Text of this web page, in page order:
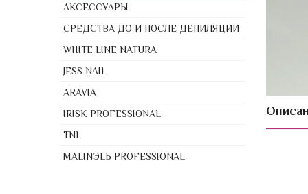
АКСЕССУАРЫ
СРЕДСТВА ДО И ПОСЛЕ ДЕПИЛЯЦИИ
WHITE LINE NATURA
JESS NAIL
ARAVIA
IRISK PROFESSIONAL
TNL
MALINЭLЬ PROFESSIONAL